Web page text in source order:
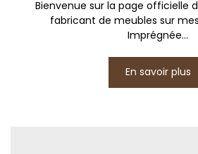
Bienvenue sur la page officielle
fabricant de meubles sur
Imprégnée...
En savoir plus